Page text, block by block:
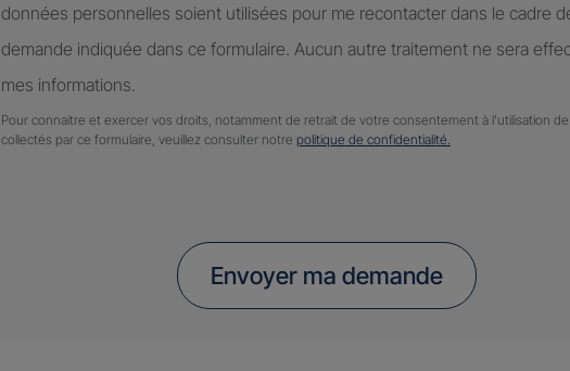
données personnelles soient utilisées pour me recontacter dans le cadre
demande indiquée dans ce formulaire. Aucun autre traitement ne sera
mes informations.
Pour connaitre et exercer vos droits, notamment de retrait de votre consentement à l'utilisation
collectés par ce formulaire, veuillez consulter notre politique de confidentialité.
Envoyer ma demande